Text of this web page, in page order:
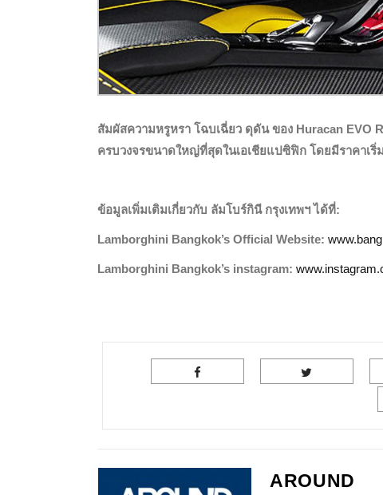
สัมผัสความหรูหรา โฉบเฉี่ยว ดุดัน ของ Huracan EVO
ครบวงจรขนาดใหญ่ที่สุดในเอเชียแปซิฟิก โดยมีราคาเริ่
ข้อมูลเพิ่มเติมเกี่ยวกับ ลัมโบร์กินี กรุงเทพฯ ได้ที่:
Lamborghini Bangkok’s Official Website:
Lamborghini Bangkok’s instagram:
AROUND